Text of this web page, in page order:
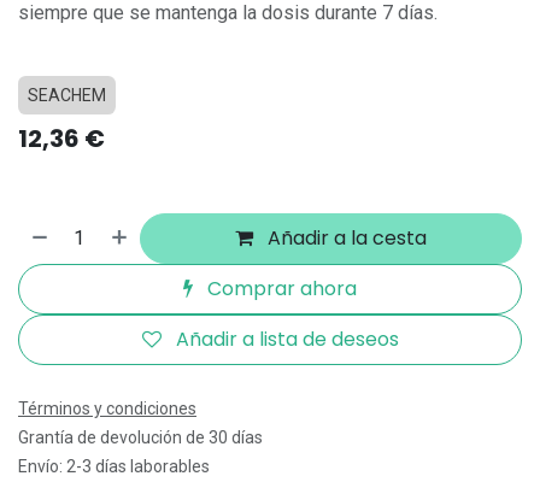
siempre que se mantenga la dosis durante 7 días.
SEACHEM
12,36 €
Añadir a la cesta
Comprar ahora
Añadir a lista de deseos
Términos y condiciones
Grantía de devolución de 30 días
Envío: 2-3 días laborables